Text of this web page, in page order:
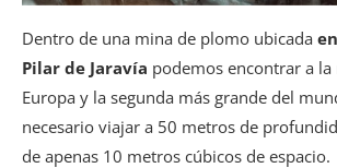
Dentro de una mina de plomo ubicada
Pilar de Jaravía podemos encontrar a
Europa y la segunda más grande del
necesario viajar a 50 metros de
de apenas 10 metros cúbicos de espacio.